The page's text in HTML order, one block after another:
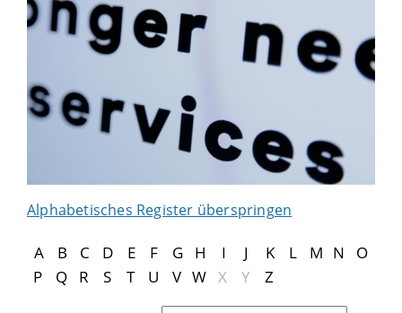
Alphabetisches Register überspringen
A B C D E F G H I J K L M N
O
P
Q R S T U V W X Y Z